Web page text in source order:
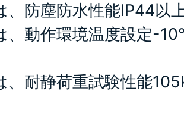
、防塵防水性能IP44以
、動作環境温度設定-
、耐静荷重試験性能